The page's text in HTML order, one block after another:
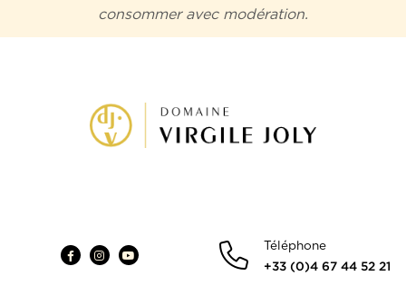
consommer avec modération.
Téléphone
+33 (0)4 67 44 52 21